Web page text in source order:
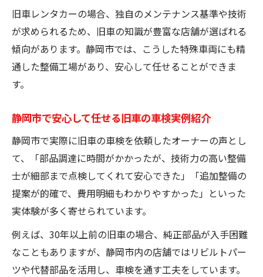
旧車レンタカーの場合、独自のメンテナンス基準や技術
が求められるため、旧車の知識が豊富な店舗が選ばれる
傾向があります。静岡市では、こうした特殊車両にも精
通した整備工場があり、安心して任せることができま
す。
静岡市で安心して任せる旧車の車検実例紹介
静岡市で実際に旧車の車検を依頼したオーナーの声とし
て、「部品調達に時間がかかったが、技術力の高い整備
士が細部まで点検してくれて安心できた」「追加整備の
提案が的確で、費用明細もわかりやすかった」といった
実体験が多く寄せられています。
例えば、30年以上前の旧車の場合、純正部品が入手困難
なこともありますが、静岡市内の店舗ではリビルトパー
ツや代替部品を活用し、車検を通す工夫をしています。